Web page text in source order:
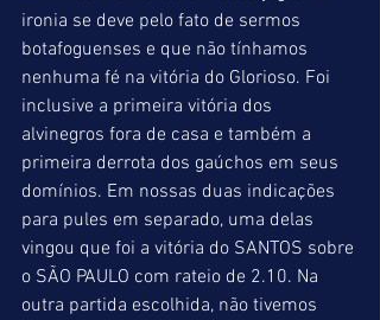
ironia se deve pelo fato de sermos
botafoguenses e que não tínhamos
nenhuma fé na vitória do Glorioso. Foi
inclusive a primeira vitória dos
alvinegros fora de casa e também a
primeira derrota dos gaúchos em seus
domínios. Em nossas duas indicações
para pules em separado, uma delas
vingou que foi a vitória do SANTOS sobre
o SÃO PAULO com rateio de 2.10. Na
outra partida escolhida, não tivemos